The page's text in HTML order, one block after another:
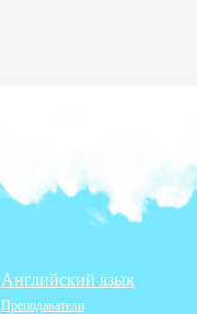
Английский язык
Преподаватели